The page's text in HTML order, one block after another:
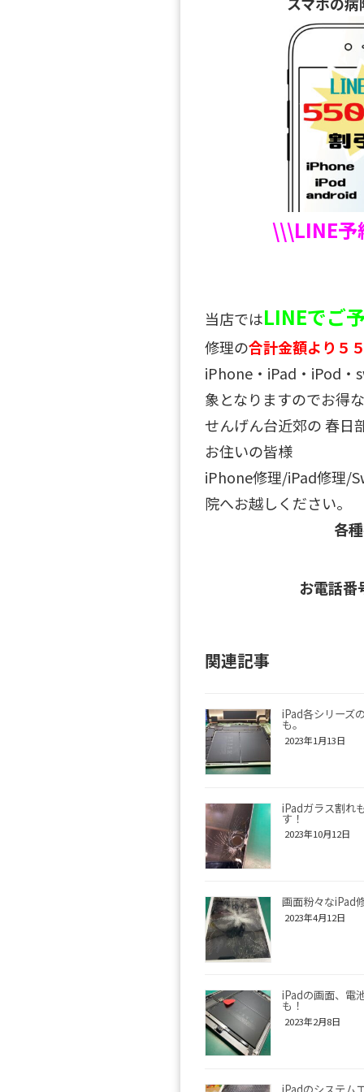
\\\LINE
当店ではLINEでご
修理の合計金額より５
iPhone・iPad・iPod・
象となりますのでお得
せんげん台近郊の 春日
お住いの皆様
iPhone修理/iPad修理/
院へお越しください。
各
お電話番
関連記事
iPad各シリーズ
も。
2023年1月13日
iPadガラス割れ
す！
2023年10月12日
画面粉々なiPad
2023年4月12日
iPadの画面、電
も！
2023年2月8日